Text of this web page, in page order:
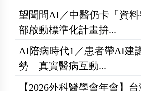
望聞問AI／中醫仍卡「資
部啟動標準化計畫拚...
AI陪病時代1／患者帶AI建
勢 真實醫病互動...
【2026外科醫學會年會】